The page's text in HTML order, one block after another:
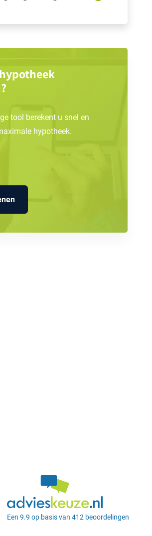
tool berekent u snel en
hypotheek.
Een 9.9 op basis van 412 beoordelingen